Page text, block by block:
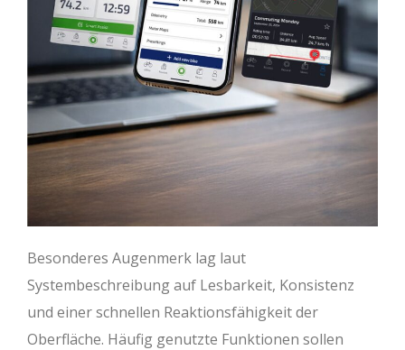
Besonderes Augenmerk lag laut
Systembeschreibung auf Lesbarkeit, Konsistenz
und einer schnellen Reaktionsfähigkeit der
Oberfläche. Häufig genutzte Funktionen sollen